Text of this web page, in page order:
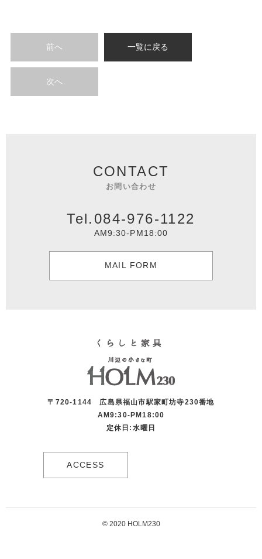
前へ 一覧に戻る
次へ
CONTACT
お問い合わせ
Tel.084-976-1122
AM9:30-PM18:00
MAIL FORM
〒720-1144 広島県福山市駅家町坊寺230番地
AM9:30-PM18:00
定休日:水曜日
ACCESS
© 2020 HOLM230